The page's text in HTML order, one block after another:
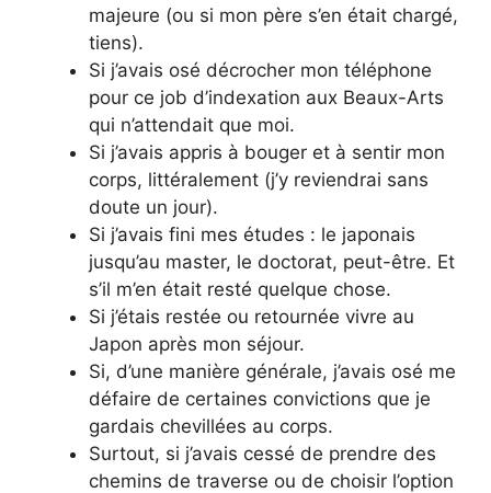
majeure (ou si mon père s’en était chargé,
tiens).
Si j’avais osé décrocher mon téléphone
pour ce job d’indexation aux Beaux-Arts
qui n’attendait que moi.
Si j’avais appris à bouger et à sentir mon
corps, littéralement (j’y reviendrai sans
doute un jour).
Si j’avais fini mes études : le japonais
jusqu’au master, le doctorat, peut-être. Et
s’il m’en était resté quelque chose.
Si j’étais restée ou retournée vivre au
Japon après mon séjour.
Si, d’une manière générale, j’avais osé me
défaire de certaines convictions que je
gardais chevillées au corps.
Surtout, si j’avais cessé de prendre des
chemins de traverse ou de choisir l’option